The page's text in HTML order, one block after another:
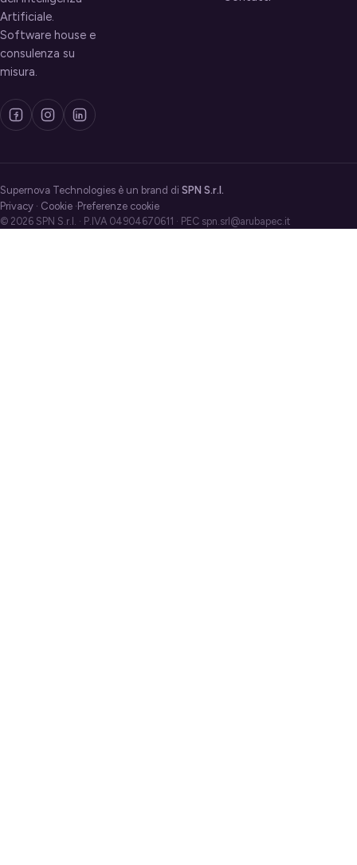
Artificiale.
Software house e
consulenza su
misura.
Supernova Technologies è un brand di SPN S.r.l.
Privacy · Cookie · Preferenze cookie
© 2026 SPN S.r.l. · P.IVA 04904670611 · PEC spn.srl@arubapec.it